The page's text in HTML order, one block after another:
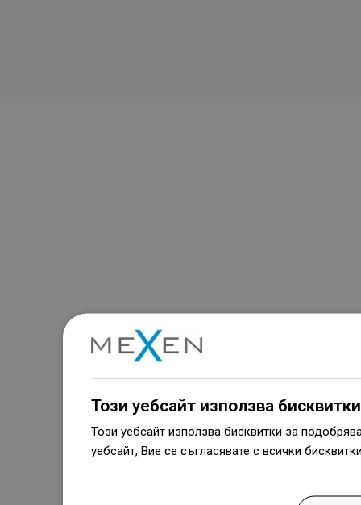
Този уебсайт използва бисквитки
Този уебсайт използва бисквитки за
уебсайт, Вие се съгласявате с всички